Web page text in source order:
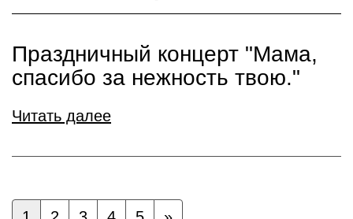
Праздничный концерт "Мама,
спасибо за нежность твою."
Читать далее